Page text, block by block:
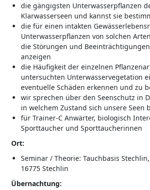
die gängigsten Unterwasserpflanzen
Klarwasserseen und kannst sie
die für einen intakten
Unterwasserpflanzen von solchen
die Störungen und Beeinträchtigungen
anzeigen
die Häufigkeit der einzelnen
untersuchten Unterwasservegetation
eventuelle Schäden erkennen und zu
wir sprechen über den Seenschutz in
in welchem Zustand sich unsere Seen
für Trainer-C Anwärter, biologisch
Sporttaucher und Sporttaucherinnen
Ort:
Seminar / Theorie: Tauchbasis
16775 Stechlin
Übernachtung: